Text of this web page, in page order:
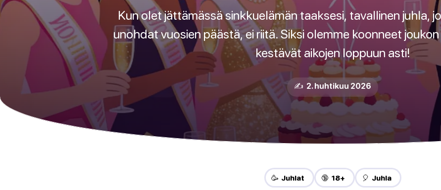
Kun olet jättämässä sinkkuelämän taaksesi, tavallinen juhla,
unohdat vuosien päästä, ei riitä. Siksi olemme koonneet
kestävät aikojen loppuun asti!
✍️ 2. huhtikuu 2026
🥳 Juhlat 🔞 18+ 🎈 Juhla